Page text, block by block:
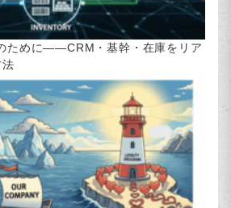
ために――CRM・基幹・在庫をリア